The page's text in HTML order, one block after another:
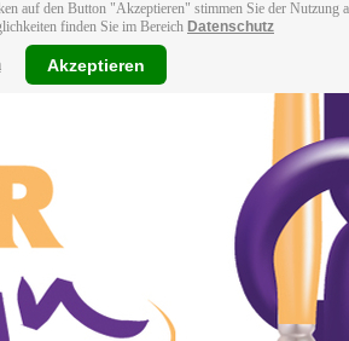
auf den Button "Akzeptieren" stimmen Sie der Nutzung
finden Sie im Bereich Datenschutz
Akzeptieren